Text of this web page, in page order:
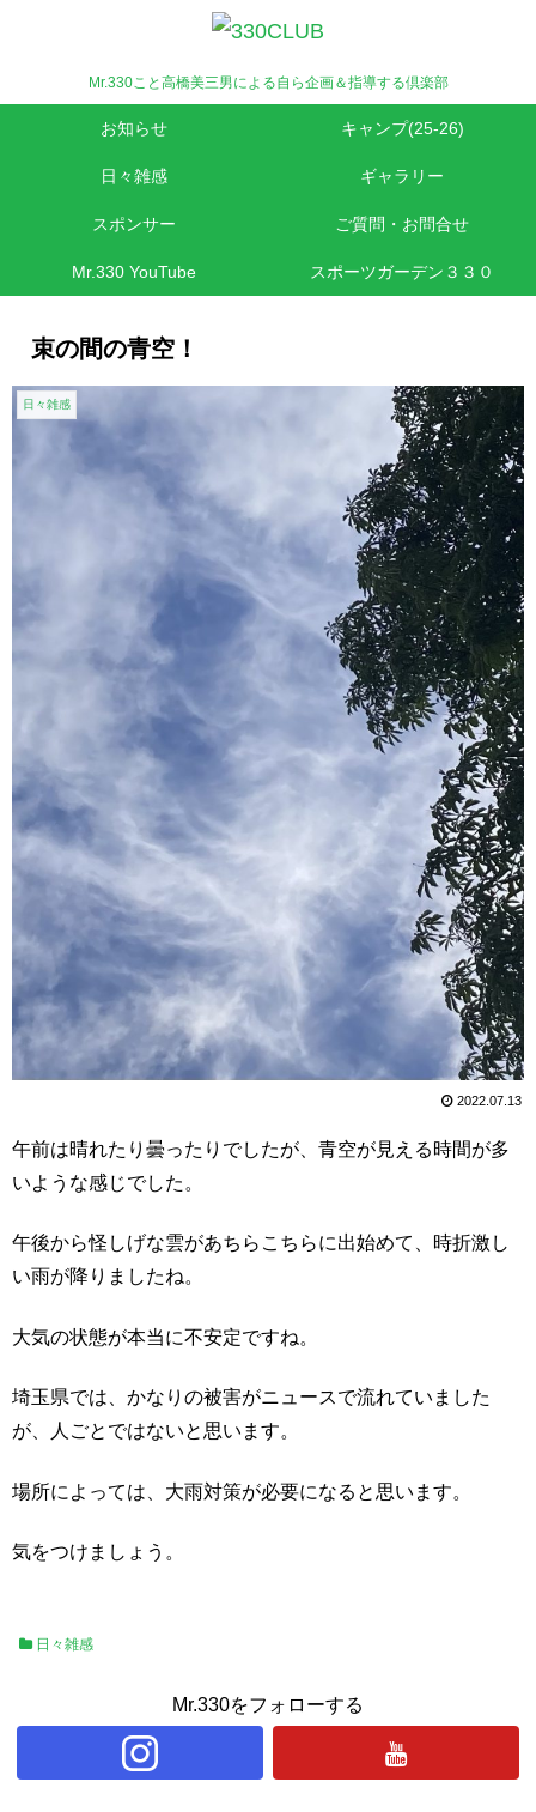
Mr.330こと高橋美三男による自ら企画＆指導する倶楽部
お知らせ キャンプ(25-26)
日々雑感 ギャラリー
スポンサー ご質問・お問合せ
Mr.330 YouTube スポーツガーデン３３０
束の間の青空！
日々雑感
2022.07.13
午前は晴れたり曇ったりでしたが、青空が見える時間が多
いような感じでした。
午後から怪しげな雲があちらこちらに出始めて、時折激し
い雨が降りましたね。
大気の状態が本当に不安定ですね。
埼玉県では、かなりの被害がニュースで流れていました
が、人ごとではないと思います。
場所によっては、大雨対策が必要になると思います。
気をつけましょう。
日々雑感
Mr.330をフォローする